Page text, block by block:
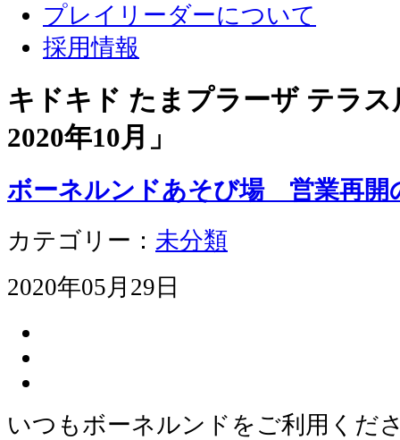
プレイリーダーについて
採用情報
キドキド たまプラーザ テラ
2020年10月 」
ボーネルンドあそび場 営業再開
カテゴリー： 未分類
2020年05月29日
いつもボーネルンドをご利用くだ